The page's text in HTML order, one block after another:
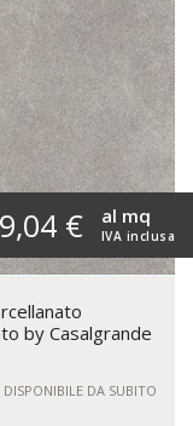
€ IVA inclusa
al mq
by Casalgrande
DISPONIBILE DA SUBITO